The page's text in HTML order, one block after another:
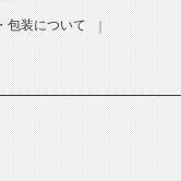
包装について